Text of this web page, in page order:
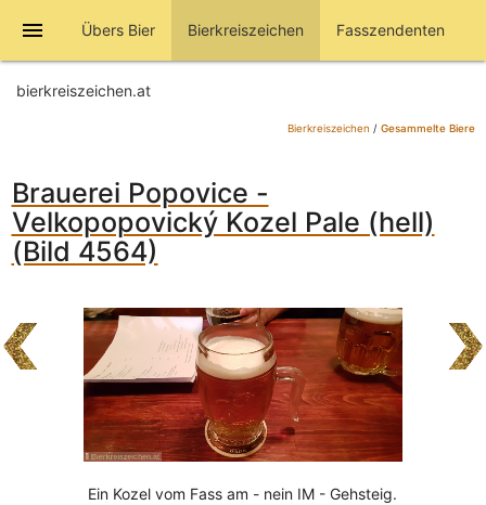
menu Übers Bier Bierkreiszeichen Fasszendenten
bierkreiszeichen.at
Bierkreiszeichen / Gesammelte Biere
Brauerei Popovice -
Velkopopovický Kozel Pale (hell)
(Bild 4564)
Ein Kozel vom Fass am - nein IM - Gehsteig.